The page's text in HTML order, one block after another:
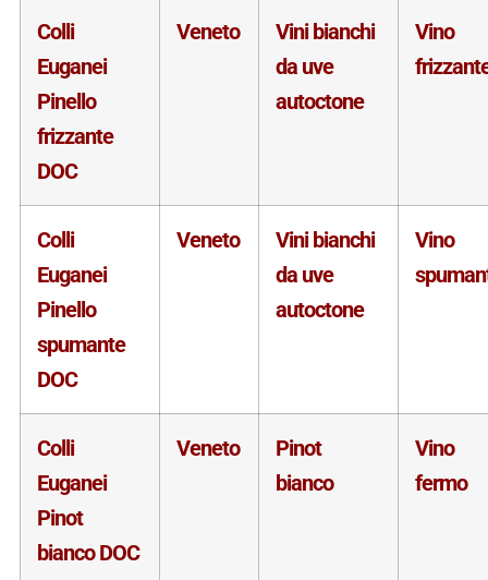
Colli
Euganei
Pinello
frizzante
DOC
Veneto
Vini bianchi
da uve
autoctone
Vino
Colli
Euganei
Pinello
spumante
DOC
Veneto
Vini bianchi
da uve
autoctone
Vino
Colli
Euganei
Pinot
bianco DOC
Veneto
Pinot
bianco
Vino
fermo